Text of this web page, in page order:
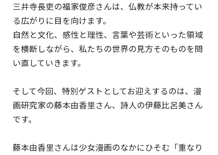
三井寺長吏の福家俊彦さんは、仏教が本来持ってい
る広がりに目を向けます。
自然と文化、感性と理性、言葉や芸術といった領域
を横断しながら、私たちの世界の見方そのものを問
い直していきます。
そして今回、特別ゲストとしてお迎えするのは、漫
画研究家の藤本由香里さん、詩人の伊藤比呂美さん
です。
藤本由香里さんは少女漫画のなかにひそむ「重なり